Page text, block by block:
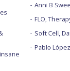
Anni B
FLO,
Soft Cell,
Pablo